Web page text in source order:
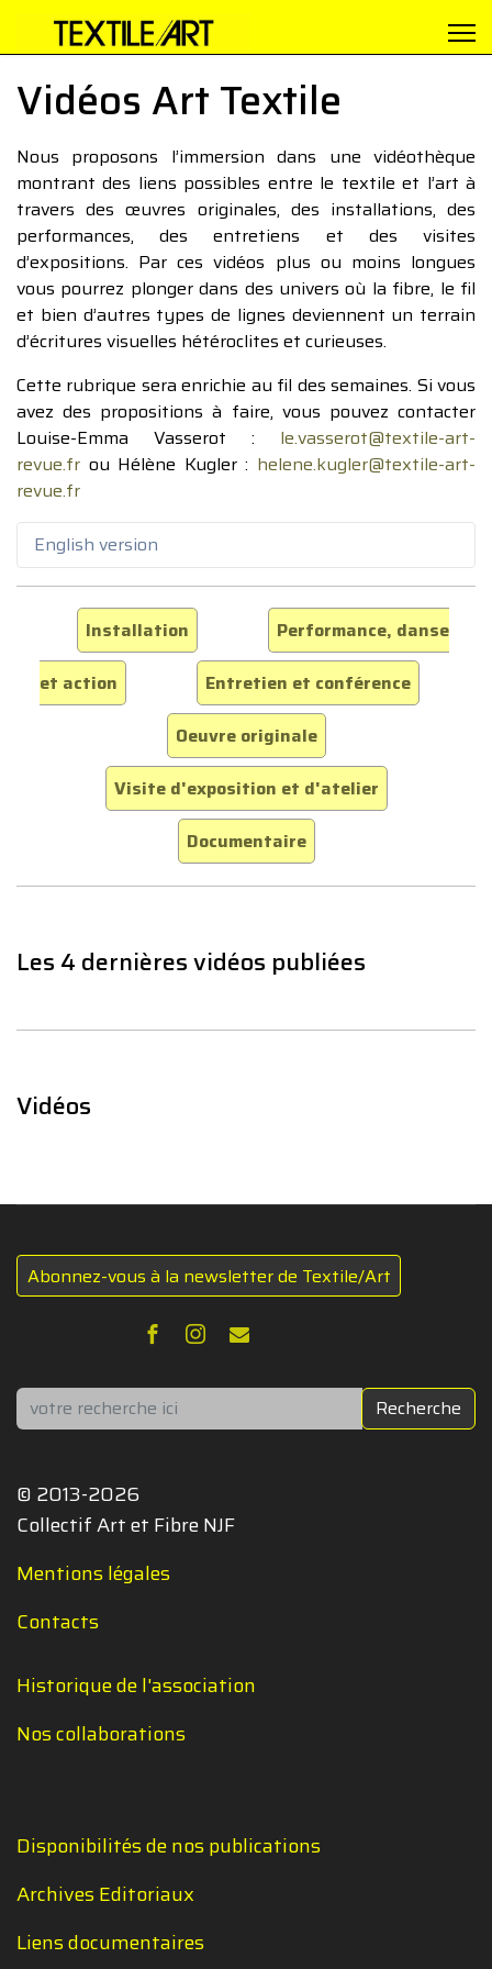
Vidéos Art Textile
Nous proposons l’immersion dans une vidéothèque
montrant des liens possibles entre le textile et l’art à
travers des œuvres originales, des installations, des
performances, des entretiens et des visites
d’expositions. Par ces vidéos plus ou moins longues
vous pourrez plonger dans des univers où la fibre, le fil
et bien d’autres types de lignes deviennent un terrain
d’écritures visuelles hétéroclites et curieuses.
Cette rubrique sera enrichie au fil des semaines. Si vous
avez des propositions à faire, vous pouvez contacter
Louise-Emma Vasserot : le.vasserot@textile-art-
revue.fr ou Hélène Kugler : helene.kugler@textile-art-
revue.fr
English version
Installation
Performance, danse
et action
Entretien et conférence
Oeuvre originale
Visite d'exposition et d'atelier
Documentaire
Les 4 dernières vidéos publiées
Vidéos
Abonnez-vous à la newsletter de Textile/Art
Rechercher Recherche
© 2013-2026
Collectif Art et Fibre NJF
Mentions légales
Contacts
Historique de l'association
Nos collaborations
Disponibilités de nos publications
Archives Editoriaux
Liens documentaires